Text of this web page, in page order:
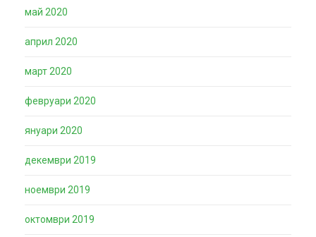
май 2020
април 2020
март 2020
февруари 2020
януари 2020
декември 2019
ноември 2019
октомври 2019